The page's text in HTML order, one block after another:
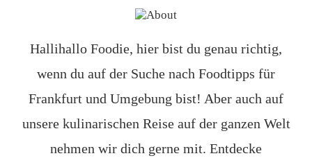
Hallihallo Foodie, hier bist du genau richtig,
wenn du auf der Suche nach Foodtipps für
Frankfurt und Umgebung bist! Aber auch auf
unsere kulinarischen Reise auf der ganzen Welt
nehmen wir dich gerne mit. Entdecke